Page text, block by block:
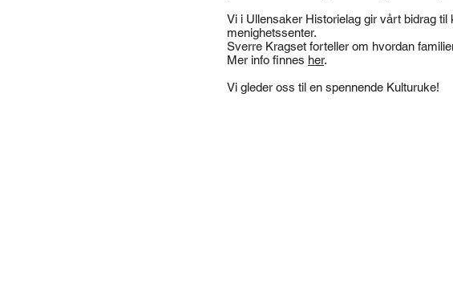
Vi i Ullensaker Historielag gir vårt bidrag til
menighetssenter.
Sverre Kragset forteller om hvordan
Mer info finnes her.
Vi gleder oss til en spennende Kulturuke!